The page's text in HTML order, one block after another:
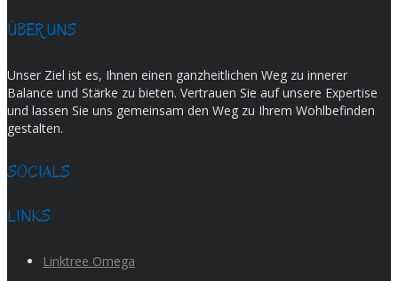
ÜBER UNS
Unser Ziel ist es, Ihnen einen ganzheitlichen Weg zu innerer
Balance und Stärke zu bieten. Vertrauen Sie auf unsere Expertise
und lassen Sie uns gemeinsam den Weg zu Ihrem Wohlbefinden
gestalten.
SOCIALS
LINKS
Linktree Omega